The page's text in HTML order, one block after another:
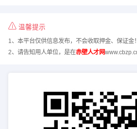
温馨提示
1、本平台仅供信息发布，不会收取押金、保证金！
2、请告知用人单位，是在赤壁人才网